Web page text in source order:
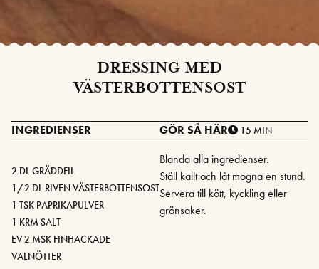
DRESSING MED
VÄSTERBOTTENSOST
INGREDIENSER
2 DL GRÄDDFIL
1/2 DL RIVEN VÄSTERBOTTENSOST
1 TSK PAPRIKAPULVER
1 KRM SALT
EV 2 MSK FINHACKADE
VALNÖTTER
GÖR SÅ HÄR 15 MIN
Blanda alla ingredienser.
Ställ kallt och låt mogna en stund.
Servera till kött, kyckling eller
grönsaker.